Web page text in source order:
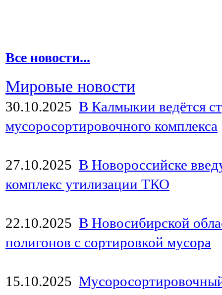
Все новости...
Мировые новости
30.10.2025 В Калмыкии ведётся
мусоросортировочного комплекса
27.10.2025 В Новороссийске
комплекс утилизации ТКО
22.10.2025 В Новосибирской
полигонов с сортировкой мусора
15.10.2025